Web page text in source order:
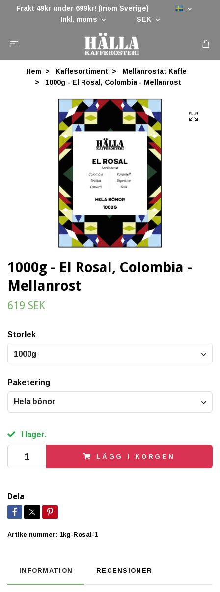
Frakt 49kr under 699kr! (Inom Sverige)
Inkl. moms
SEK
Hem Kaffesortiment
Mellanrostat Kaffe
1000g - El Rosal, Colombia - Mellanrost
1000g - El Rosal, Colombia -
Mellanrost
619 SEK
Storlek
1000g
Paketering
Hela bönor
I lager.
LÄGG I KORGEN
Dela
Artikelnummer: 1kg-Rosal-1
INFORMATION RECENSIONER